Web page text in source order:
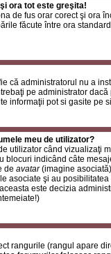
ora tot este greşita!
de fus orar corect şi ora
făcute între ora
că administratorul nu a
pe administrator
informaţii pot si gasite
meu de utilizator?
utilizator când vizualizaţi
blocuri indicând câte
de avatar(imagine
asociate şi au
este decizia
rangurile (rangul apare